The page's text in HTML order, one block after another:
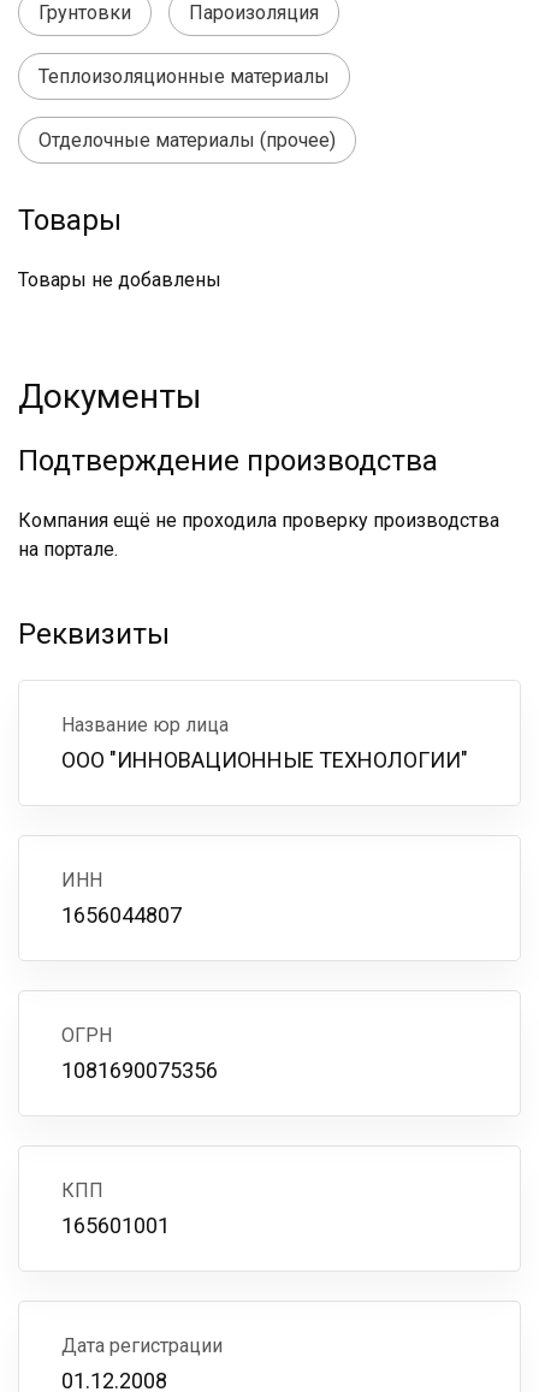
Грунтовки Пароизоляция
Теплоизоляционные материалы
Отделочные материалы (прочее)
Товары
Товары не добавлены
Документы
Подтверждение производства
Компания ещё не проходила проверку производства
на портале.
Реквизиты
Название юр лица
ООО "ИННОВАЦИОННЫЕ ТЕХНОЛОГИИ"
ИНН
1656044807
ОГРН
1081690075356
КПП
165601001
Дата регистрации
01.12.2008